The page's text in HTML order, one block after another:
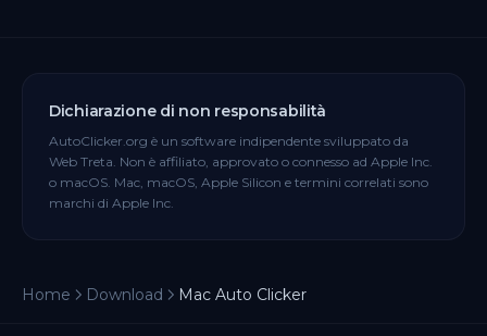
Dichiarazione di non responsabilità
AutoClicker.org è un software indipendente sviluppato da
Web Treta. Non è affiliato, approvato o connesso ad Apple Inc.
o macOS. Mac, macOS, Apple Silicon e termini correlati sono
marchi di Apple Inc.
Home Download Mac Auto Clicker